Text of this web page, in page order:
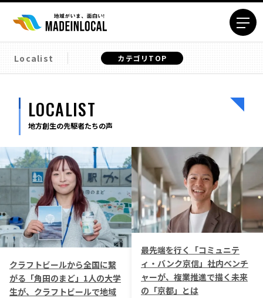
エリアから探す
岩手エリア
秋田エリア
福島エリア
茨城エリア
栃木エリア
群馬エリア
埼玉エリア
千葉エリア
東京23区エリア
多摩エリア
神奈川エリア
新潟エリア
富山エリア
福井エリア
山梨エリア
長野エリア
岐阜エリア
Localist カテゴリTOP
LOCALIST
地方創生の先駆者たちの声
クラフトビールから全国に繋
がる「角田のまど」1人の大学
生が、クラフトビールで地域
最先端を行く「コミュニテ
ィ・バンク京信」社内ベンチ
ャーが、複業推進で描く未来
の「京都」とは